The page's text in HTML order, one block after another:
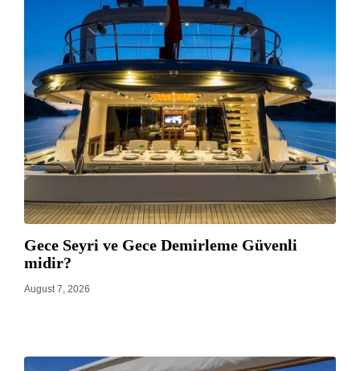
Gece Seyri ve Gece Demirleme Güvenli
midir?
August 7, 2026